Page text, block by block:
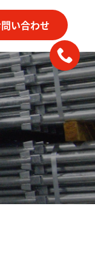
い合わせ